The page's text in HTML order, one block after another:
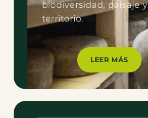
biodiversidad, paisaje y
territorio.
LEER MÁS